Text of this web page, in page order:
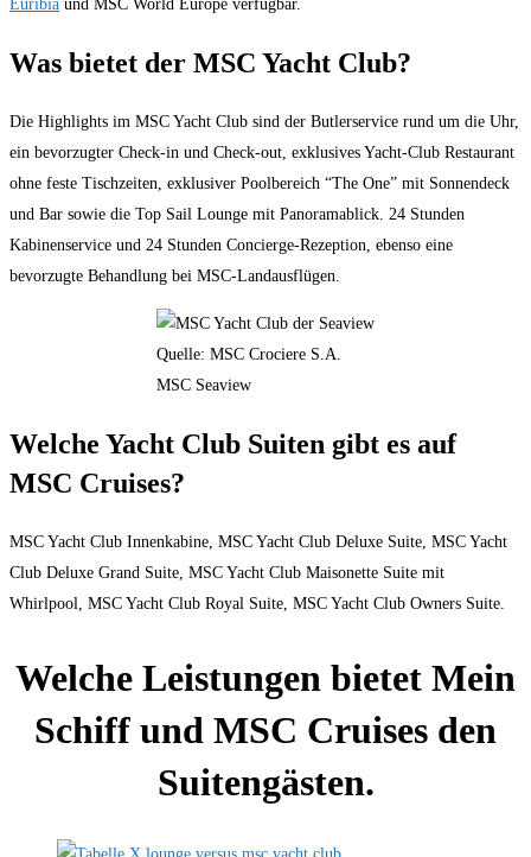
Euribia und MSC World Europe verfügbar.
Was bietet der MSC Yacht Club?
Die Highlights im MSC Yacht Club sind der Butlerservice rund um die Uhr,
ein bevorzugter Check-in und Check-out, exklusives Yacht-Club Restaurant
ohne feste Tischzeiten, exklusiver Poolbereich “The One” mit Sonnendeck
und Bar sowie die Top Sail Lounge mit Panoramablick. 24 Stunden
Kabinenservice und 24 Stunden Concierge-Rezeption, ebenso eine
bevorzugte Behandlung bei MSC-Landausflügen.
Quelle: MSC Crociere S.A.
MSC Seaview
Welche Yacht Club Suiten gibt es auf
MSC Cruises?
MSC Yacht Club Innenkabine, MSC Yacht Club Deluxe Suite, MSC Yacht
Club Deluxe Grand Suite, MSC Yacht Club Maisonette Suite mit
Whirlpool, MSC Yacht Club Royal Suite, MSC Yacht Club Owners Suite.
Welche Leistungen bietet Mein
Schiff und MSC Cruises den
Suitengästen.